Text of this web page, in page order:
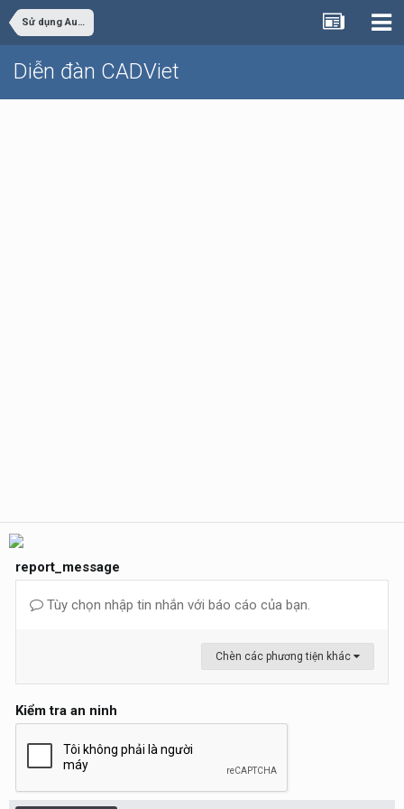
Sử dụng AutoCAD
Diễn đàn CADViet
report_message
Tùy chọn nhập tin nhắn với báo cáo của bạn.
Chèn các phương tiện khác
Kiểm tra an ninh